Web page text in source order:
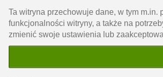
Ta witryna przechowuje dane, w tym
funkcjonalności witryny, a także na
zmienić swoje ustawienia lub